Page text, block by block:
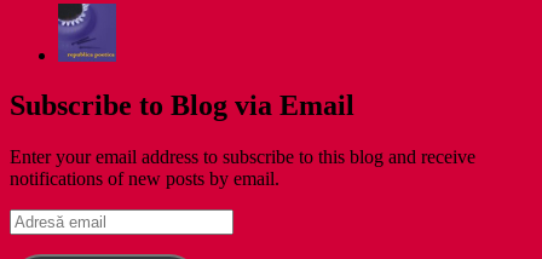
Subscribe to Blog via Email
Enter your email address to subscribe to this blog and receive
notifications of new posts by email.
Adresă
email